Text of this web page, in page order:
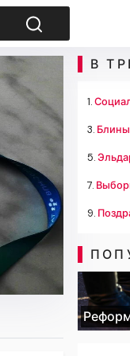
В
1.
3. Блины
5.
7. Выборы
9.